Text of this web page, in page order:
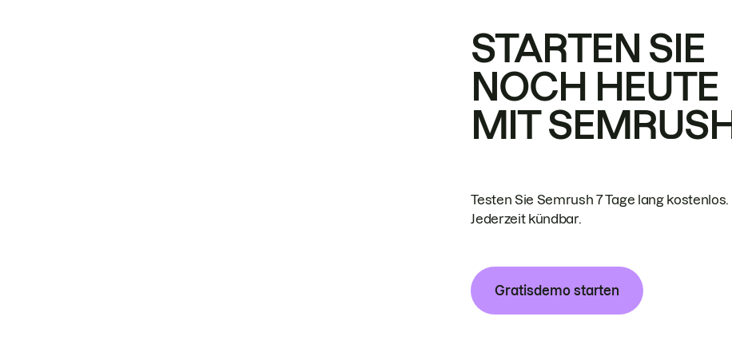
STARTEN SIE
NOCH HEUTE
MIT
Testen Sie Semrush 7 Tage lang kostenlos.
Jederzeit kündbar.
Gratisdemo starten